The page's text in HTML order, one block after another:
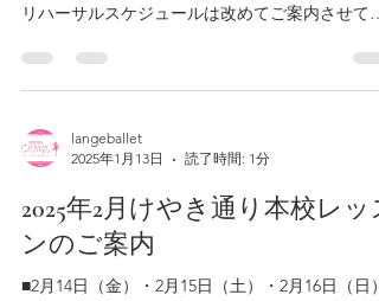
リハーサルスケジュールは改めてご案内させて頂
講習会有り。（大人バレエ） ●大人コンディショ
ングバレエクラス...
langeballet
2025年1月13日
読了時間: 1分
2025年2月けやき通り本校レッ
ンのご案内
■2月14日（金）・2月15日（土）・2月16日（日）